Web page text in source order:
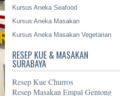
Kursus Aneka Seafood
Kursus Aneka Masakan
Kursus Aneka Masakan Vegetarian
RESEP KUE & MASAKAN
SURABAYA
Resep Kue Churros
Resep Masakan Empal Gentong